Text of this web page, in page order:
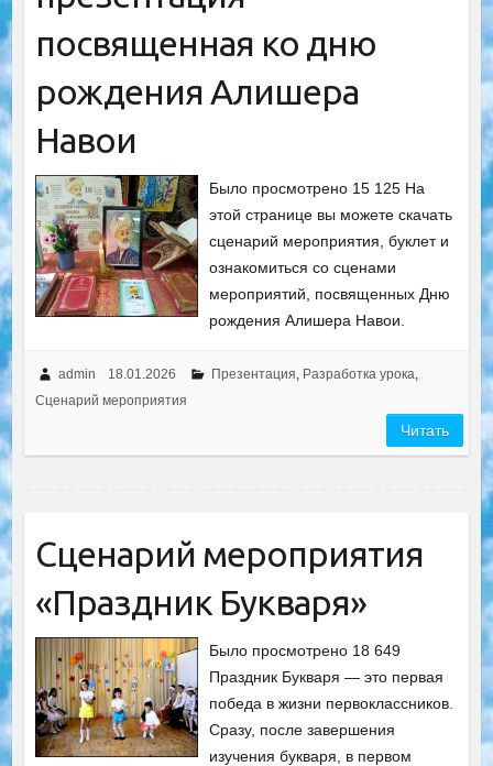
посвященная ко дню
рождения Алишера
Навои
Было просмотрено 15 125 На
этой странице вы можете скачать
сценарий мероприятия, буклет и
ознакомиться со сценами
мероприятий, посвященных Дню
рождения Алишера Навои.
admin 18.01.2026 Презентация, Разработка урока,
Сценарий мероприятия
Читать
Сценарий мероприятия
«Праздник Букваря»
Было просмотрено 18 649
Праздник Букваря — это первая
победа в жизни первоклассников.
Сразу, после завершения
изучения букваря, в первом